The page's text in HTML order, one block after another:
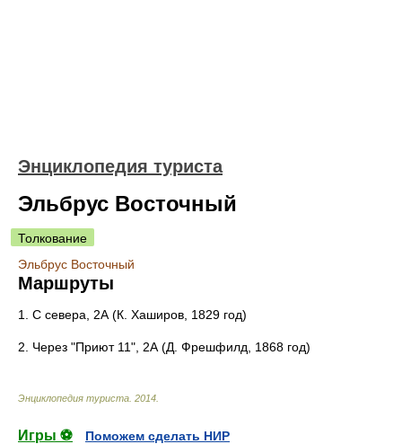
Энциклопедия туриста
Эльбрус Восточный
Толкование
Эльбрус Восточный
Маршруты
1. С севера, 2А (К. Хаширов, 1829 год)
2. Через "Приют 11", 2А (Д. Фрешфилд, 1868 год)
Энциклопедия туриста 2014
Игры ⚽
Поможем сделать НИР